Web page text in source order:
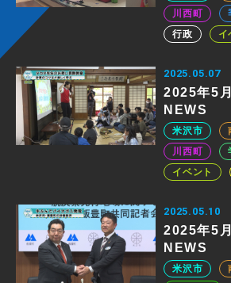
川西町
行政
イ
2025.05.07
2025年5
NEWS
米沢市
川西町
イベント
2025.05.10
2025年5
NEWS
米沢市